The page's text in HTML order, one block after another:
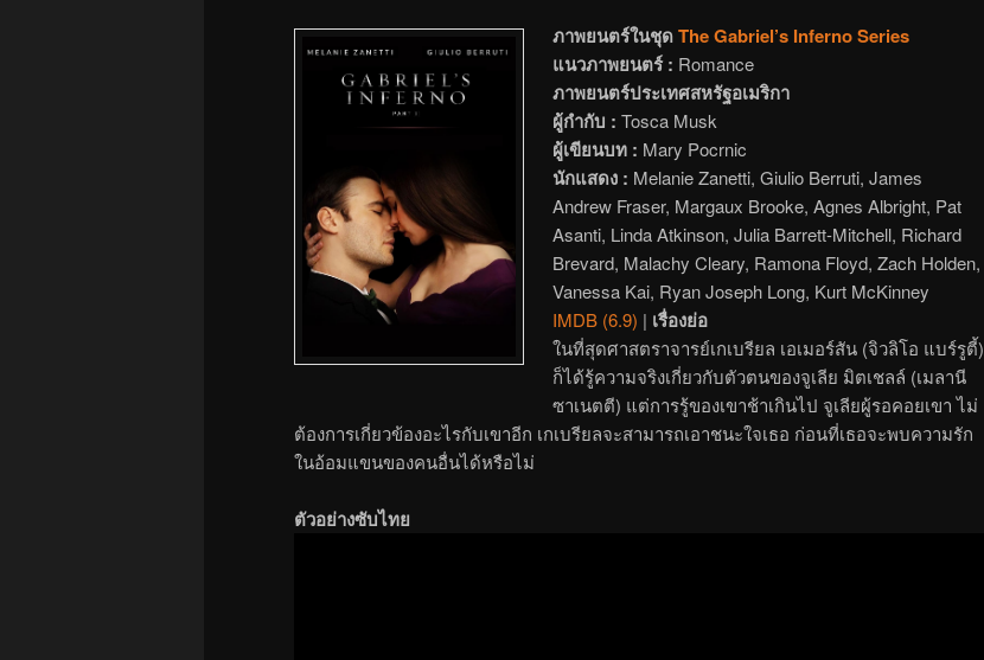
ภาพยนตร์ในชุดThe Gabriel’s Inferno Series
แนวภาพยนตร์ : Romance
ภาพยนตร์ประเทศสหรัฐอเมริกา
ผู้กำกับ : Tosca Musk
ผู้เขียนบท : Mary Pocrnic
นักแสดง : Melanie Zanetti, Giulio Berruti, James
Andrew Fraser, Margaux Brooke, Agnes Albright, Pat
Asanti, Linda Atkinson, Julia Barrett-Mitchell, Richard
Brevard, Malachy Cleary, Ramona Floyd, Zach Holden,
Vanessa Kai, Ryan Joseph Long, Kurt McKinney
IMDB (6.9) | เรื่องย่อ
ในที่สุดศาสตราจารย์เกเบรียล เอเมอร์สัน (จิวลิโอ แบร์รูตี้)
ก็ได้รู้ความจริงเกี่ยวกับตัวตนของจูเลีย มิตเชลล์ (เมลานี
ซาเนตตี) แต่การรู้ของเขาช้าเกินไป จูเลียผู้รอคอยเขา ไม่
ต้องการเกี่ยวข้องอะไรกับเขาอีก เกเบรียลจะสามารถเอาชนะใจเธอ ก่อนที่เธอจะพบความรัก
ในอ้อมแขนของคนอื่นได้หรือไม่
ตัวอย่างซับไทย